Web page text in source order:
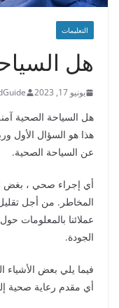
التعليمات
هل
يونيو 17, 2023
هل السياحة الصحية
هذا هو السؤال الأول
عن السياحة الصحية.
أي إجراء صحي ، بغض
المخاطر. من أجل
عملائنا بالمعلومات
الجودة.
فيما يلي بعض الأشياء
أي مقدم رعاية صحية